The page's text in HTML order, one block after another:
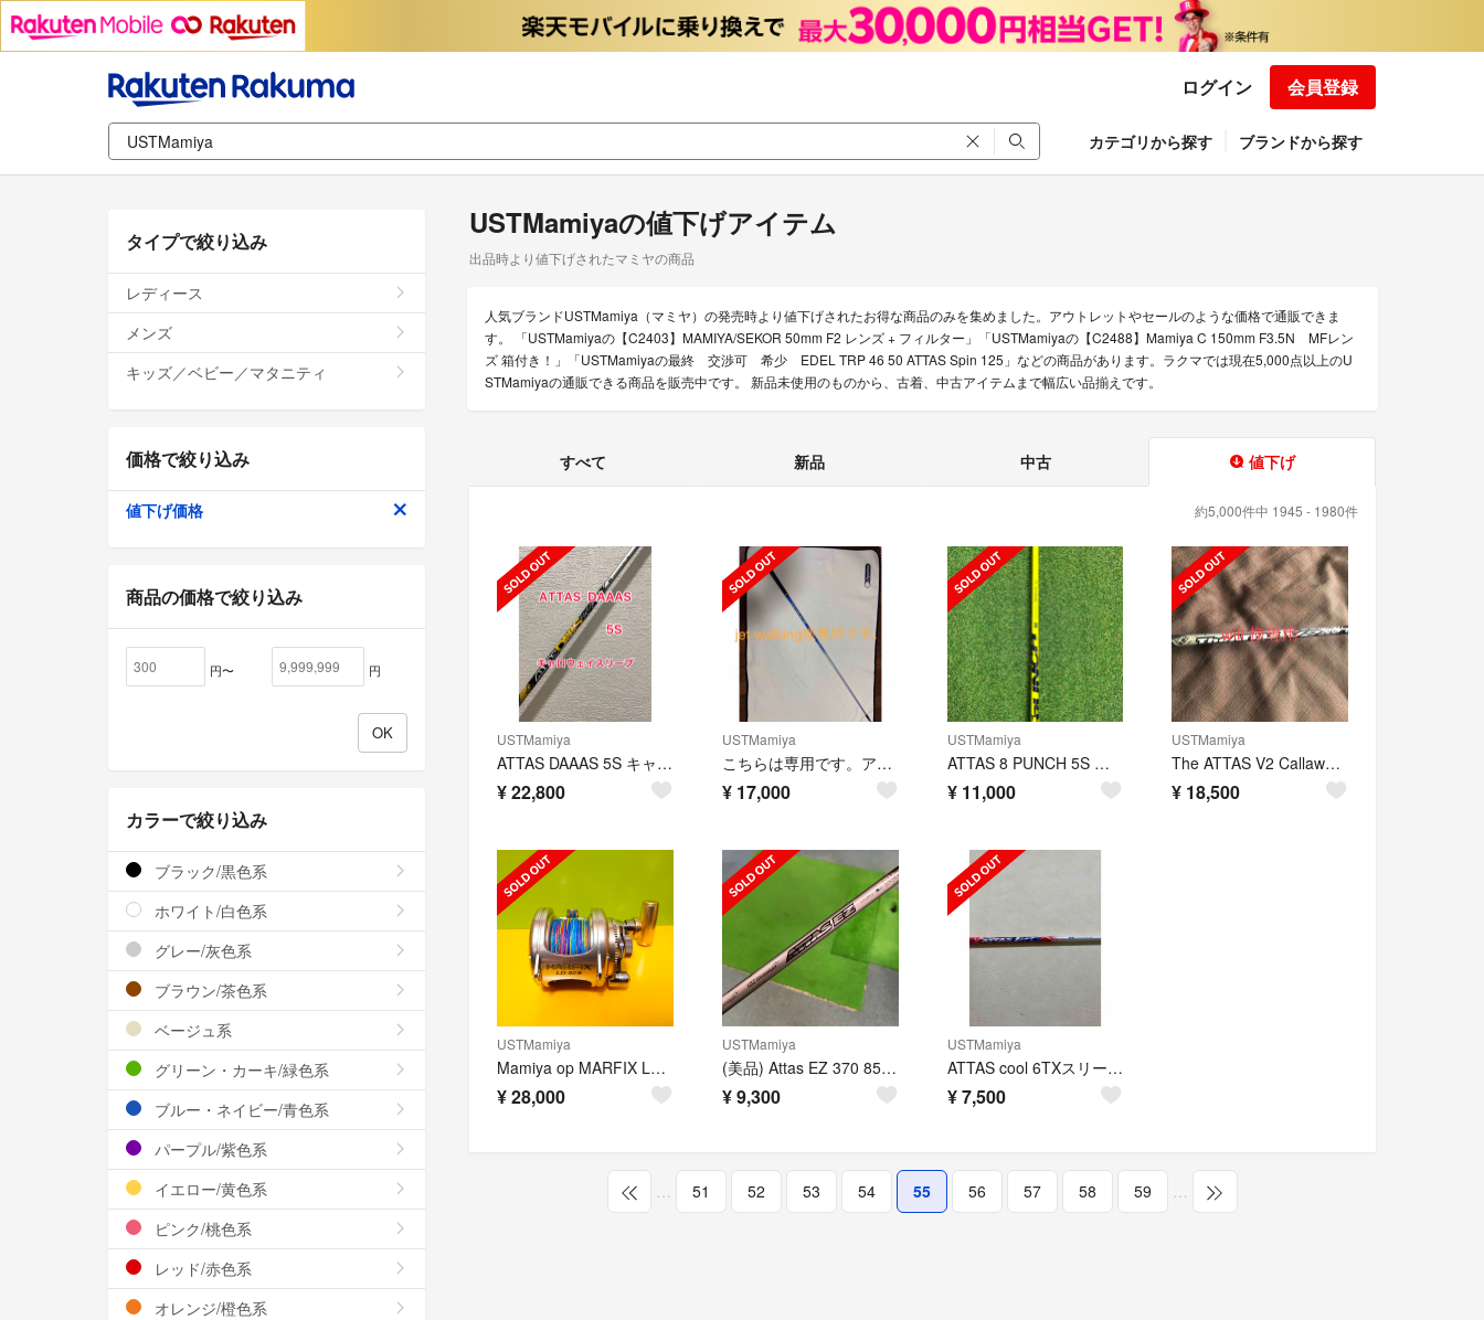
ログイン 会員登録
カテゴリから探す ブランドから探す
USTMamiyaの値下げアイテム
出品時より値下げされたマミヤの商品
人気ブランドUSTMamiya（マミヤ）の発売時より値下げされたお得な商品のみを集めました。アウトレットやセールのような価格で通販できま
す。 「USTMamiyaの【C2403】MAMIYA/SEKOR 50mm F2 レンズ + フィルター」「USTMamiyaの【C2488】Mamiya C 150mm F3.5N MFレン
ズ 箱付き！」「USTMamiyaの最終 交渉可 希少 EDEL TRP 46 50 ATTAS Spin 125」などの商品があります。ラクマでは現在5,000点以上のU
STMamiyaの通販できる商品を販売中です。 新品未使用のものから、古着、中古アイテムまで幅広い品揃えです。
すべて 新品 中古 値下げ
約5,000件中 1945 - 1980件
USTMamiya
ATTAS DAAAS 5S キャロウェイスリーブ
¥22,800
USTMamiya
こちらは専用です。アッタスキング ゴルフクラブ USTMamiya
¥ 17,000
USTMamiya
ATTAS 8 PUNCH 5S キャロウェイスリーブ付シャフト
¥ 11,000
USTMamiya
The ATTAS V2 Callaway用ドライバーシャフト
¥ 18,500
USTMamiya
Mamiya op MARFIX LD20B 海釣り リール
¥28,000
USTMamiya
(美品) Attas EZ 370 85s テーラーメイドスリーブ付 シャフト
¥9,300
USTMamiya
ATTAS cool 6TXスリーブ付き1 W用シャフト
¥7,500
… 51 52 53 54 55 56 57 58 59 …
タイプで絞り込み
レディース
メンズ
キッズ／ベビー／マタニティ
価格で絞り込み
値下げ価格
商品の価格で絞り込み
円〜 円
カラーで絞り込み
ブラック/黒色系
ホワイト/白色系
グレー/灰色系
ブラウン/茶色系
ベージュ系
グリーン・カーキ/緑色系
ブルー・ネイビー/青色系
パープル/紫色系
イエロー/黄色系
ピンク/桃色系
レッド/赤色系
オレンジ/橙色系